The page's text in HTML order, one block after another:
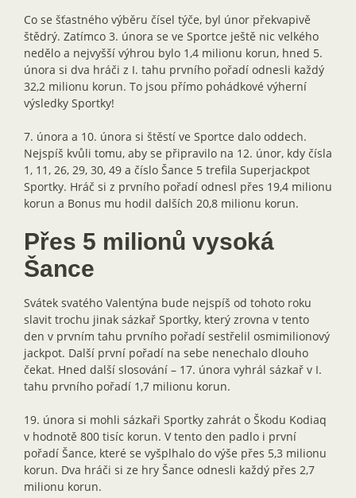
Co se šťastného výběru čísel týče, byl únor překvapivě
štědrý. Zatímco 3. února se ve Sportce ještě nic velkého
nedělo a nejvyšší výhrou bylo 1,4 milionu korun, hned 5.
února si dva hráči z I. tahu prvního pořadí odnesli každý
32,2 milionu korun. To jsou přímo pohádkové výherní
výsledky Sportky!
7. února a 10. února si štěstí ve Sportce dalo oddech.
Nejspíš kvůli tomu, aby se připravilo na 12. únor, kdy čísla
1, 11, 26, 29, 30, 49 a číslo Šance 5 trefila Superjackpot
Sportky. Hráč si z prvního pořadí odnesl přes 19,4 milionu
korun a Bonus mu hodil dalších 20,8 milionu korun.
Přes 5 milionů vysoká
Šance
Svátek svatého Valentýna bude nejspíš od tohoto roku
slavit trochu jinak sázkař Sportky, který zrovna v tento
den v prvním tahu prvního pořadí sestřelil osmimilionový
jackpot. Další první pořadí na sebe nenechalo dlouho
čekat. Hned další slosování – 17. února vyhrál sázkař v I.
tahu prvního pořadí 1,7 milionu korun.
19. února si mohli sázkaři Sportky zahrát o Škodu Kodiaq
v hodnotě 800 tisíc korun. V tento den padlo i první
pořadí Šance, které se vyšplhalo do výše přes 5,3 milionu
korun. Dva hráči si ze hry Šance odnesli každý přes 2,7
milionu korun.